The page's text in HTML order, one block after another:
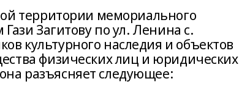
территории мемориального
Загитову по ул. Ленина с.
культурного наследия и объектов
физических лиц и юридических
разъясняет следующее: